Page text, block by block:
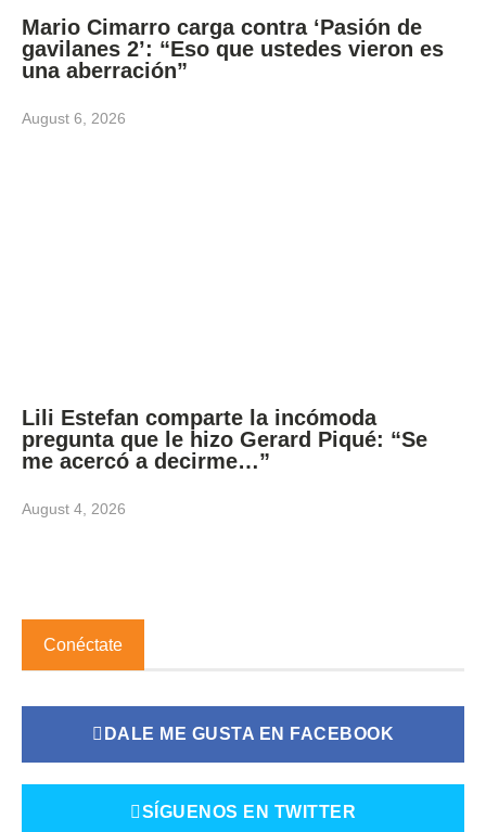
Mario Cimarro carga contra ‘Pasión de
gavilanes 2’: “Eso que ustedes vieron es
una aberración”
August 6, 2026
Lili Estefan comparte la incómoda
pregunta que le hizo Gerard Piqué: “Se
me acercó a decirme…”
August 4, 2026
Conéctate
DALE ME GUSTA EN FACEBOOK
SÍGUENOS EN TWITTER